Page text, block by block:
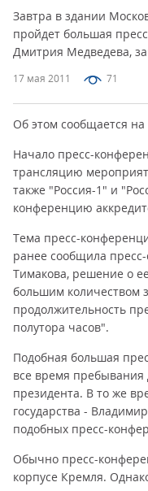
17 мая 2011 71
Завтра в здании
пройдет большая
Дмитрия Медведева,
Об этом сообщается на
Начало пресс-
трансляцию
также "Россия-1" и
конференцию
Тема пресс-
ранее сообщила
Тимакова, решение о
большим количеством
продолжительность
полутора часов".
Подобная большая
все время
президента. В то же
государства -
подобных пресс-
Обычно пресс-
корпусе Кремля.